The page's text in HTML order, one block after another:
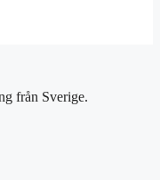
från Sverige.